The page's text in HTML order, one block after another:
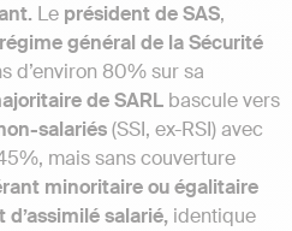
Le président de SAS,
général de la Sécurité
d’environ 80% sur sa
de SARL bascule vers
salariés(SSI, ex-RSI) avec
mais sans couverture
minoritaire ou égalitaire
d’assimilé salarié, identique